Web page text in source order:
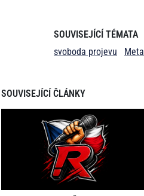
SOUVISEJÍCÍ TÉMATA
svoboda projevu
Meta
SOUVISEJÍCÍ ČLÁNKY